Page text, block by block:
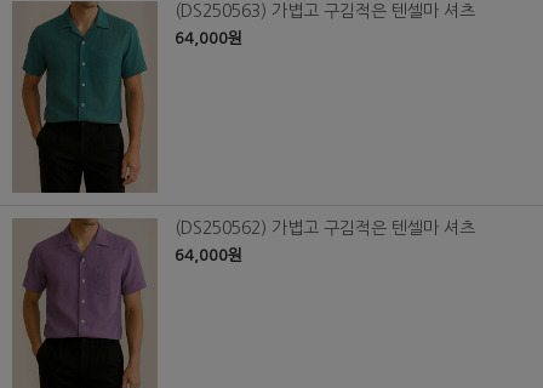
(DS250563) 가볍고 구김적은 텐셀마 셔츠
64,000원
(DS250562) 가볍고 구김적은 텐셀마 셔츠
64,000원